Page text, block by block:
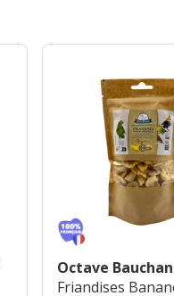
Octave
Friandises